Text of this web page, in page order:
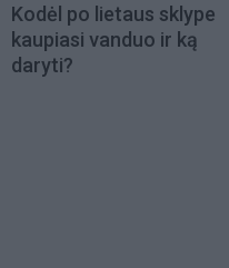
Kodėl po lietaus sklype
kaupiasi vanduo ir ką
daryti?